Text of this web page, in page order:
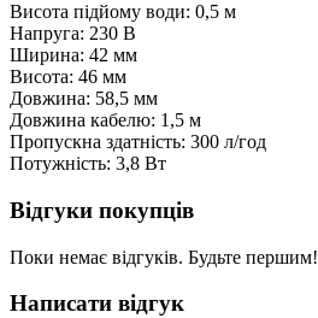
Висота підйому води: 0,5 м
Напруга: 230 В
Ширина: 42 мм
Висота: 46 мм
Довжина: 58,5 мм
Довжина кабелю: 1,5 м
Пропускна здатність: 300 л/год
Потужність: 3,8 Вт
Відгуки покупців
Поки немає відгуків. Будьте першим!
Написати відгук